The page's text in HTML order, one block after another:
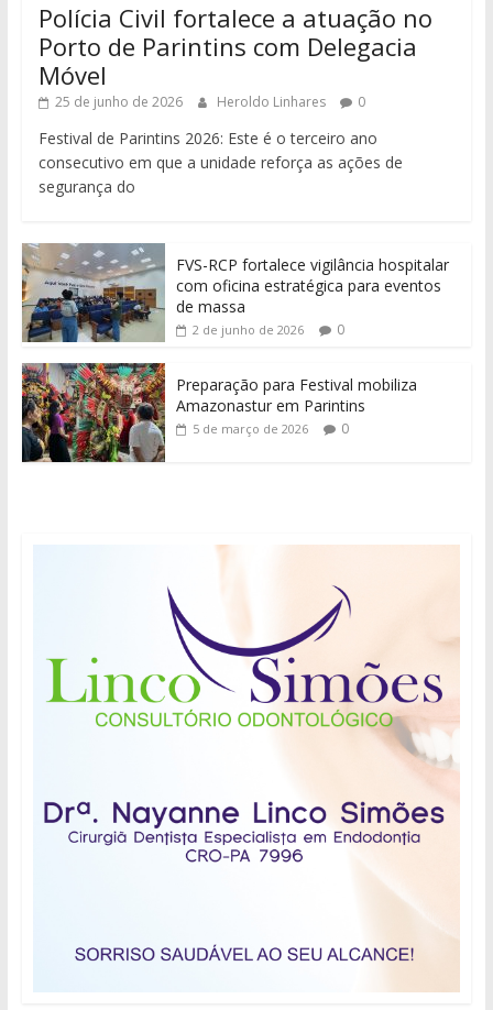
Polícia Civil fortalece a atuação no
Porto de Parintins com Delegacia
Móvel
25 de junho de 2026 Heroldo Linhares 0
Festival de Parintins 2026: Este é o terceiro ano
consecutivo em que a unidade reforça as ações de
segurança do
FVS-RCP fortalece vigilância hospitalar
com oficina estratégica para eventos
de massa
2 de junho de 2026 0
Preparação para Festival mobiliza
Amazonastur em Parintins
5 de março de 2026 0